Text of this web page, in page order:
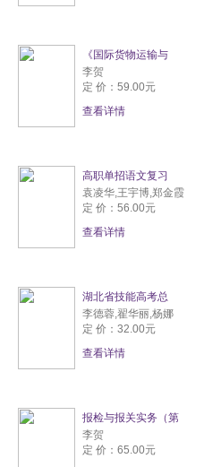
《国际货物运输与
李贺
定 价：59.00元
查看详情
高职单招语文复习
袁凌华,王宇博,郑金霞
定 价：56.00元
查看详情
湖北省技能高考总
李德蓉,翟华丽,杨娜
定 价：32.00元
查看详情
报检与报关实务（第
李贺
定 价：65.00元